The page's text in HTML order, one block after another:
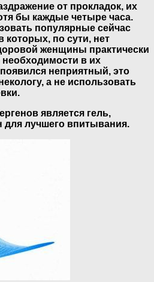
от прокладок, их
бы каждые четыре часа.
популярные сейчас
которых, по сути, нет
женщины практически
необходимости в их
неприятный, это
а не использовать
является гель,
для лучшего впитывания.